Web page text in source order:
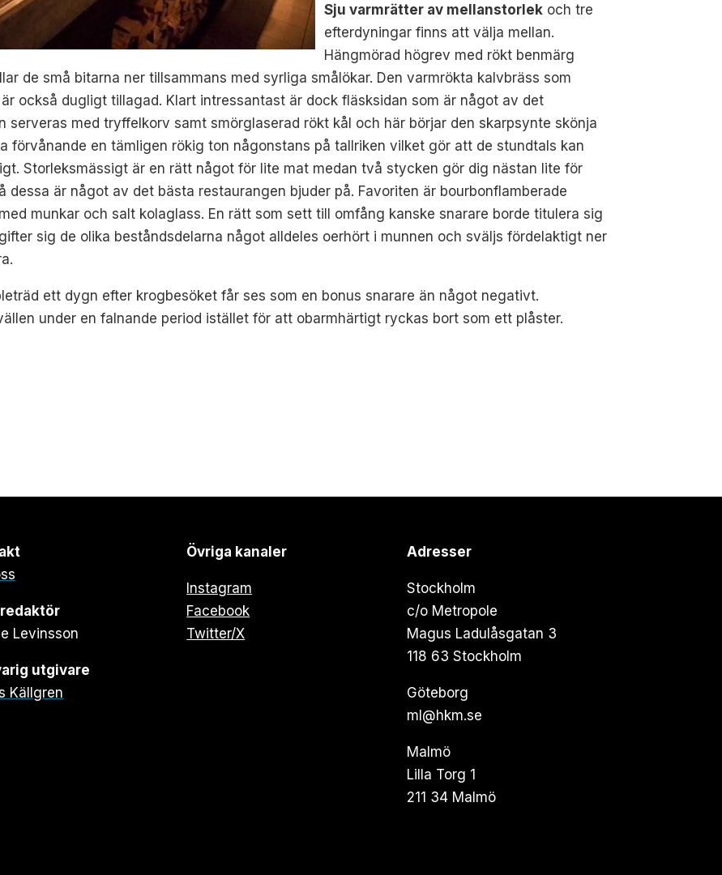
Sju varmrätter av mellanstorlek och tre
efterdyningar finns att välja mellan.
Hängmörad högrev med rökt benmärg
de små bitarna ner tillsammans med syrliga smålökar. Den varmrökta kalvbräss som
också dugligt tillagad. Klart intressantast är dock fläsksidan som är något av det
serveras med tryffelkorv samt smörglaserad rökt kål och här börjar den skarpsynte skönja
förvånande en tämligen rökig ton någonstans på tallriken vilket gör att de stundtals kan
Storleksmässigt är en rätt något för lite mat medan två stycken gör dig nästan lite för
är något av det bästa restaurangen bjuder på. Favoriten är bourbonflamberade
munkar och salt kolaglass. En rätt som sett till omfång kanske snarare borde titulera sig
sig de olika beståndsdelarna något alldeles oerhört i munnen och sväljs fördelaktigt ner
ett dygn efter krogbesöket får ses som en bonus snarare än något negativt.
under en falnande period istället för att obarmhärtigt ryckas bort som ett plåster.
Levinsson
utgivare
Källgren
Övriga kanaler
Instagram
Facebook
Twitter/X
Adresser
Stockholm
c/o Metropole
Magus Ladulåsgatan 3
118 63 Stockholm
Göteborg
ml@hkm.se
Malmö
Lilla Torg 1
211 34 Malmö